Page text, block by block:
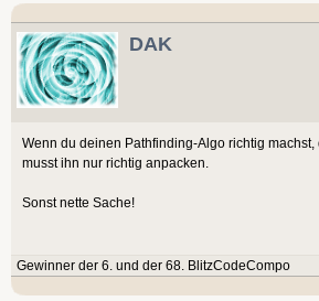
DAK
Wenn du deinen Pathfinding-Algo richtig
musst ihn nur richtig anpacken.
Sonst nette Sache!
Gewinner der 6. und der 68. BlitzCodeCompo